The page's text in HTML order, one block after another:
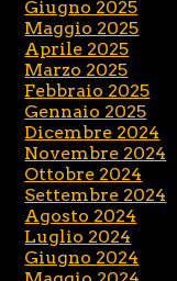
Giugno 2025
Maggio 2025
Aprile 2025
Marzo 2025
Febbraio 2025
Gennaio 2025
Dicembre 2024
Novembre 2024
Ottobre 2024
Settembre 2024
Agosto 2024
Luglio 2024
Giugno 2024